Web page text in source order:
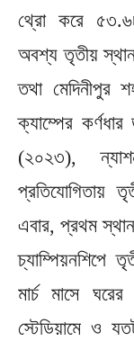
থ্রো করে ৫৩.৬৮
অবশ্য তৃতীয়
তথা মেদিনীপুর
ক্যাম্পের
(২০২৩),
প্রতিযোগিতায়
এবার, প্রথম
চ্যাম্পিয়নশিপে
মার্চ মাসে ঘরের
স্টেডিয়ামে ও